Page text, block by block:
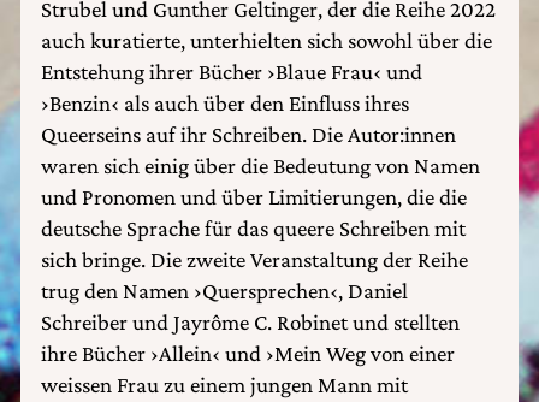
Strubel und Gunther Geltinger, der die Reihe 2022
auch kuratierte, unterhielten sich sowohl über die
Entstehung ihrer Bücher ›Blaue Frau‹ und
›Benzin‹ als auch über den Einfluss ihres
Queerseins auf ihr Schreiben. Die Autor:innen
waren sich einig über die Bedeutung von Namen
und Pronomen und über Limitierungen, die die
deutsche Sprache für das queere Schreiben mit
sich bringe. Die zweite Veranstaltung der Reihe
trug den Namen ›Quersprechen‹, Daniel
Schreiber und Jayrôme C. Robinet und stellten
ihre Bücher ›Allein‹ und ›Mein Weg von einer
weissen Frau zu einem jungen Mann mit